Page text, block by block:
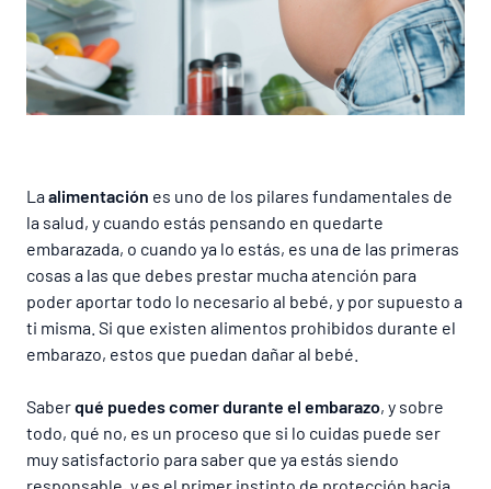
Laalimentación es uno de los pilares fundamentales de
la salud, y cuando estás pensando en quedarte
embarazada, o cuando ya lo estás, es una de las primeras
cosas a las que debes prestar mucha atención para
poder aportar todo lo necesario al bebé, y por supuesto a
ti misma. Si que existen alimentos prohibidos durante el
embarazo, estos que puedan dañar al bebé.
Saberqué puedes comer durante el embarazo, y sobre
todo, qué no, es un proceso que si lo cuidas puede ser
muy satisfactorio para saber que ya estás siendo